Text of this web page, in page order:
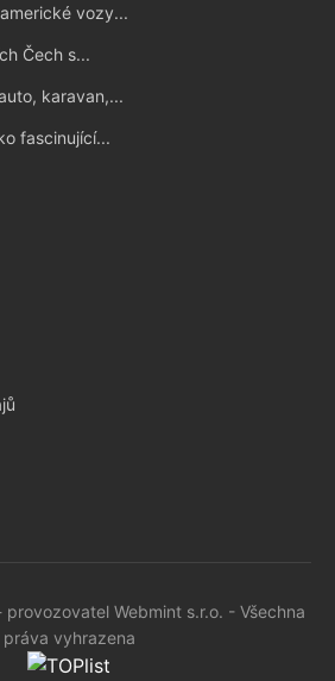
vozy...
Čech s...
karavan,...
fascinující...
Webmint s.r.o. - Všechna
práva vyhrazena